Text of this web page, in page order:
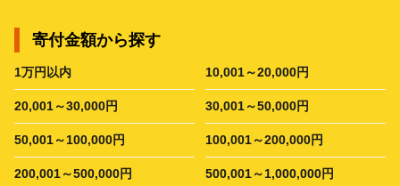
寄付金額から探す
1万円以内 10,001～20,000円
20,001～30,000円 30,001～50,000円
50,001～100,000円 100,001～200,000円
200,001～500,000円 500,001～1,000,000円